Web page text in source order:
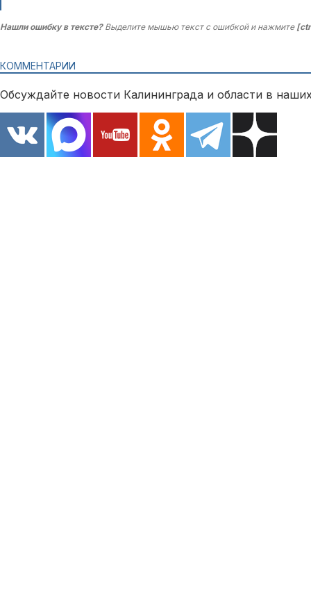
Нашли ошибку в тексте?Выделите мышью текст с ошибкой и нажмите
КОММЕНТАРИИ
Обсуждайте новости Калининграда и области в